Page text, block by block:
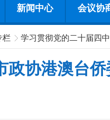
新闻中心 会议协
栏 学习贯彻党的二十届四
政协港澳台